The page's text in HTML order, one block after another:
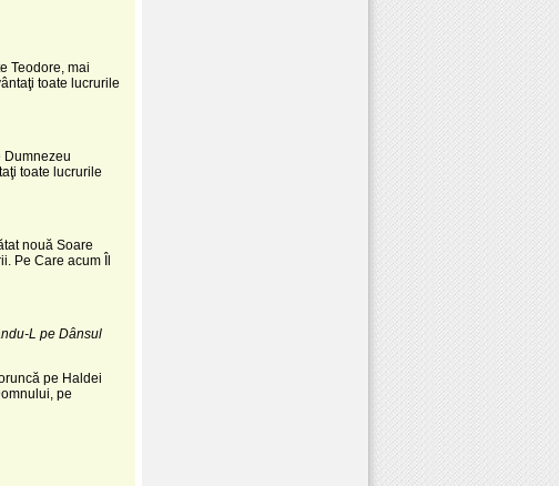
Teodore, mai
toate lucrurile
Dumnezeu
toate lucrurile
nouă Soare
Pe Care acum Îl
L pe Dânsul
pe Haldei
pe